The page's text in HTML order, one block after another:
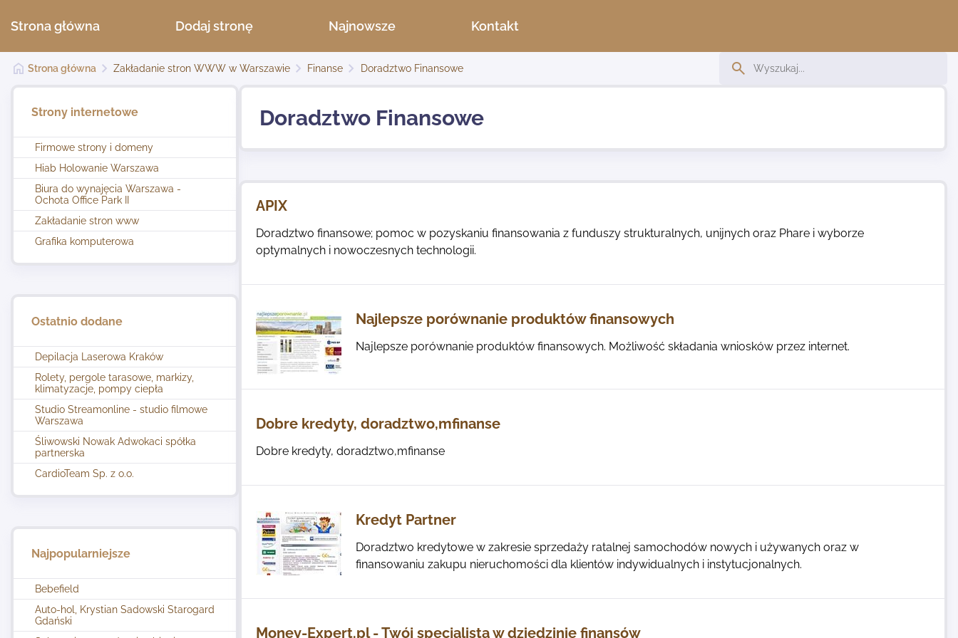
Strona główna Dodaj stronę Najnowsze Kontakt
Strona główna Zakładanie stron WWW w Warszawie Finanse Doradztwo Finansowe
Strony internetowe
Firmowe strony i domeny
Hiab Holowanie Warszawa
Biura do wynajęcia Warszawa -
Ochota Office Park II
Zakładanie stron www
Grafika komputerowa
Ostatnio dodane
Depilacja Laserowa Kraków
Rolety, pergole tarasowe, markizy,
klimatyzacje, pompy ciepła
Studio Streamonline - studio filmowe
Warszawa
Śliwowski Nowak Adwokaci spółka
partnerska
CardioTeam Sp. z o.o.
Najpopularniejsze
Bebefield
Auto-hol, Krystian Sadowski Starogard
Gdański
Doradztwo Finansowe
APIX
Doradztwo finansowe; pomoc w pozyskaniu finansowania z funduszy strukturalnych, unijnych oraz Phare i wyborze
optymalnych i nowoczesnych technologii.
Najlepsze porównanie produktów finansowych
Najlepsze porównanie produktów finansowych. Możliwość składania wniosków przez internet.
Dobre kredyty, doradztwo,mfinanse
Dobre kredyty, doradztwo,mfinanse
Kredyt Partner
Doradztwo kredytowe w zakresie sprzedaży ratalnej samochodów nowych i używanych oraz w
finansowaniu zakupu nieruchomości dla klientów indywidualnych i instytucjonalnych.
Money-Expert.pl - Twój specjalista w dziedzinie finansów